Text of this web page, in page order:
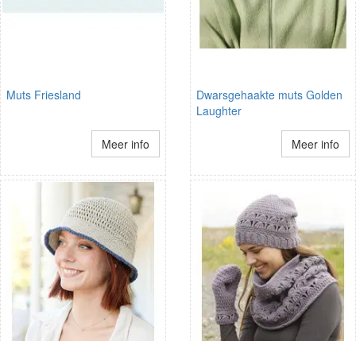
Muts Friesland
Meer info
Dwarsgehaakte muts Golden
Laughter
Meer info